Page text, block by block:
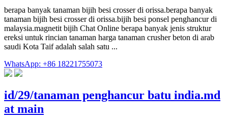
berapa banyak tanaman bijih besi crosser di orissa.berapa banyak
tanaman bijih besi crosser di orissa.bijih besi ponsel penghancur di
malaysia.magnetit bijih Chat Online berapa banyak jenis struktur
ereksi untuk rincian tanaman harga tanaman crusher beton di arab
saudi Kota Taif adalah salah satu ...
WhatsApp: +86 18221755073
id/29/tanaman penghancur batu india.md
at main